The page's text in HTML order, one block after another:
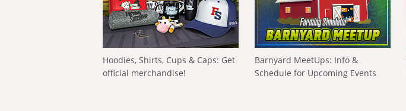
Hoodies, Shirts, Cups & Caps: Get
official merchandise!
Barnyard MeetUps: Info &
Schedule for Upcoming Events